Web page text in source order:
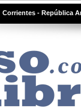
Corrientes - República